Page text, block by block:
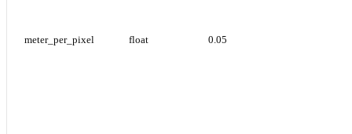
meter_per_pixel float 0.05